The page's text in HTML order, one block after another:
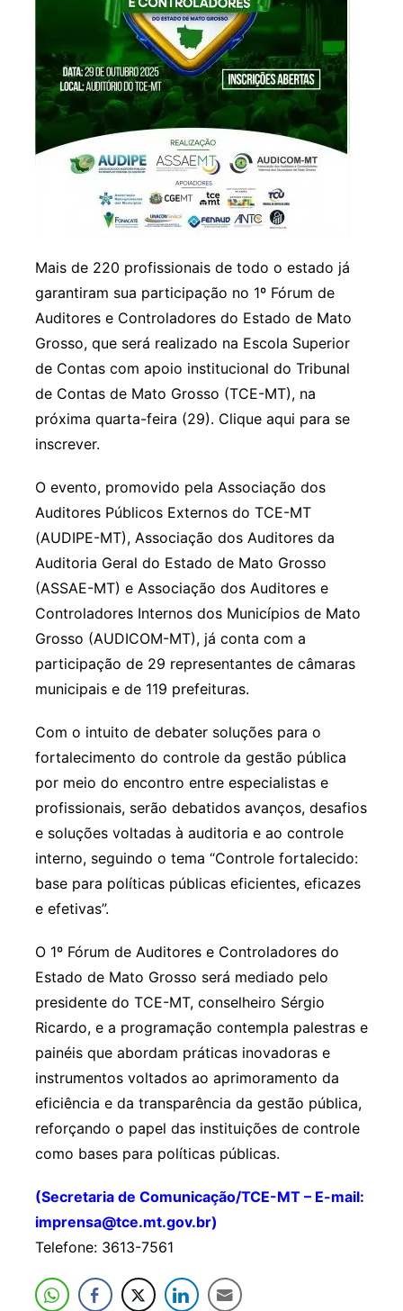
Mais de 220 profissionais de todo o estado já
garantiram sua participação no 1º Fórum de
Auditores e Controladores do Estado de Mato
Grosso, que será realizado na Escola Superior
de Contas com apoio institucional do Tribunal
de Contas de Mato Grosso (TCE-MT), na
próxima quarta-feira (29). Clique aqui para se
inscrever.
O evento, promovido pela Associação dos
Auditores Públicos Externos do TCE-MT
(AUDIPE-MT), Associação dos Auditores da
Auditoria Geral do Estado de Mato Grosso
(ASSAE-MT) e Associação dos Auditores e
Controladores Internos dos Municípios de Mato
Grosso (AUDICOM-MT), já conta com a
participação de 29 representantes de câmaras
municipais e de 119 prefeituras.
Com o intuito de debater soluções para o
fortalecimento do controle da gestão pública
por meio do encontro entre especialistas e
profissionais, serão debatidos avanços, desafios
e soluções voltadas à auditoria e ao controle
interno, seguindo o tema “Controle fortalecido:
base para políticas públicas eficientes, eficazes
e efetivas”.
O 1º Fórum de Auditores e Controladores do
Estado de Mato Grosso será mediado pelo
presidente do TCE-MT, conselheiro Sérgio
Ricardo, e a programação contempla palestras e
painéis que abordam práticas inovadoras e
instrumentos voltados ao aprimoramento da
eficiência e da transparência da gestão pública,
reforçando o papel das instituições de controle
como bases para políticas públicas.
(Secretaria de Comunicação/TCE-MT – E-mail:
imprensa@tce.mt.gov.br)
Telefone: 3613-7561